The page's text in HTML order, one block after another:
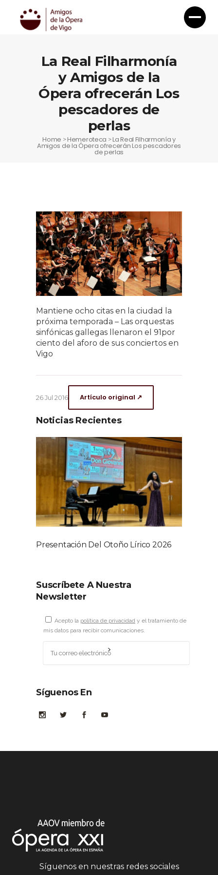
La Real Filharmonía
y Amigos de la
Ópera ofrecerán Los
pescadores de
perlas
Home >Hemeroteca >La Real Filharmonía y
Amigos de la Ópera ofrecerán Los pescadores
de perlas
Mantiene ocho citas en la ciudad la
próxima temporada – Las orquestas
sinfónicas gallegas llenaron el 91por
ciento del aforo de sus conciertos en
Vigo
26 Jul 2016 Artículo original ↗
Noticias Recientes
Presentación Del Otoño Lírico 2026
Suscríbete A Nuestra
Newsletter
Acepto la política de privacidad y el tratamiento de
mis datos para recibir comunicaciones.
Síguenos En
Síguenos en nuestras redes sociales